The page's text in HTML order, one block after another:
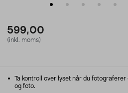
599,00
(inkl. moms)
Ta kontroll over lyset når du
og foto.